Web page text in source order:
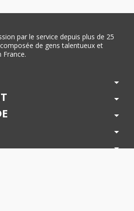
par le service depuis plus de 25
de gens talentueux et
France.
arrow_drop_down
arrow_drop_down
arrow_drop_down
arrow_drop_down
arrow_drop_down